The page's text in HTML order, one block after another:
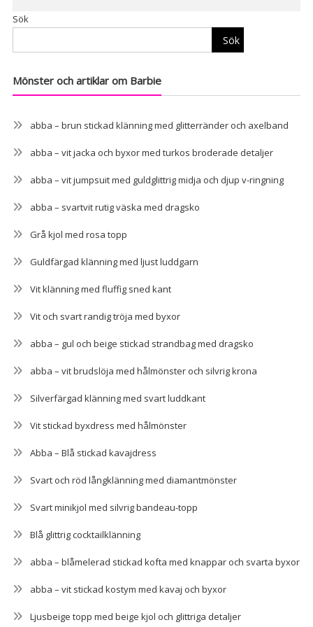
Sök
Sök
Mönster och artiklar om Barbie
abba – brun stickad klänning med glitterränder och axelband
abba – vit jacka och byxor med turkos broderade detaljer
abba – vit jumpsuit med guldglittrig midja och djup v-ringning
abba – svartvit rutig väska med dragsko
Grå kjol med rosa topp
Guldfärgad klänning med ljust luddgarn
Vit klänning med fluffig sned kant
Vit och svart randig tröja med byxor
abba – gul och beige stickad strandbag med dragsko
abba – vit brudslöja med hålmönster och silvrig krona
Silverfärgad klänning med svart luddkant
Vit stickad byxdress med hålmönster
Abba – Blå stickad kavajdress
Svart och röd långklänning med diamantmönster
Svart minikjol med silvrig bandeau-topp
Blå glittrig cocktailklänning
abba – blåmelerad stickad kofta med knappar och svarta byxor
abba – vit stickad kostym med kavaj och byxor
Ljusbeige topp med beige kjol och glittriga detaljer